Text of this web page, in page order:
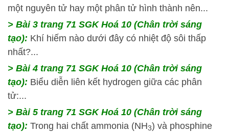
một nguyên tử hay một phân tử hình thành nên...
> Bài 3 trang 71 SGK Hoá 10 (Chân trời sáng
tạo): Khí hiếm nào dưới đây có nhiệt độ sôi thấp
nhất?...
> Bài 4 trang 71 SGK Hoá 10 (Chân trời sáng
tạo): Biểu diễn liên kết hydrogen giữa các phân
tử:...
> Bài 5 trang 71 SGK Hoá 10 (Chân trời sáng
tạo): Trong hai chất ammonia (NH3) và phosphine